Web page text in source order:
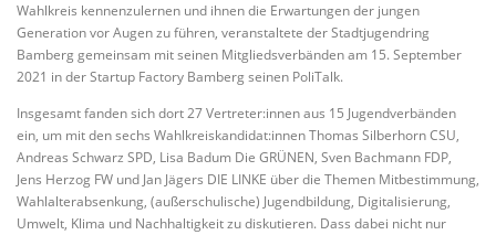
Wahlkreis kennenzulernen und ihnen die Erwartungen der jungen
Generation vor Augen zu führen, veranstaltete der Stadtjugendring
Bamberg gemeinsam mit seinen Mitgliedsverbänden am 15. September
2021 in der Startup Factory Bamberg seinen PoliTalk.
Insgesamt fanden sich dort 27 Vertreter:innen aus 15 Jugendverbänden
ein, um mit den sechs Wahlkreiskandidat:innen Thomas Silberhorn CSU,
Andreas Schwarz SPD, Lisa Badum Die GRÜNEN, Sven Bachmann FDP,
Jens Herzog FW und Jan Jägers DIE LINKE über die Themen Mitbestimmung,
Wahlalterabsenkung, (außerschulische) Jugendbildung, Digitalisierung,
Umwelt, Klima und Nachhaltigkeit zu diskutieren. Dass dabei nicht nur